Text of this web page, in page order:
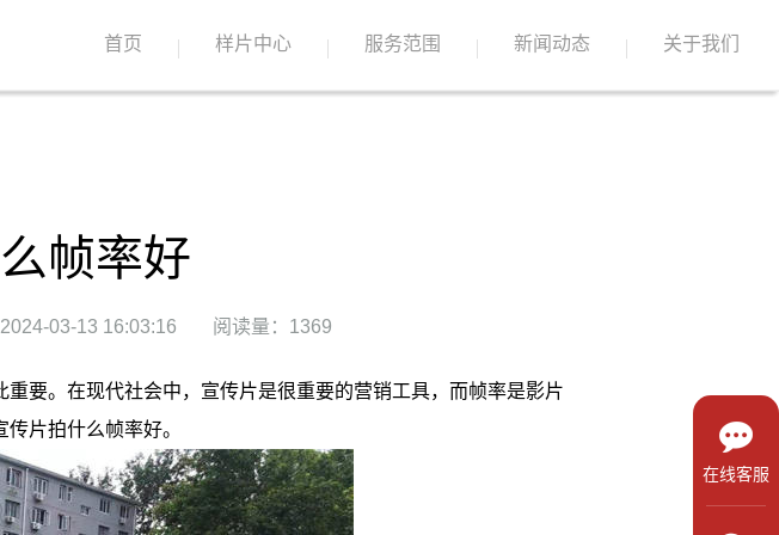
首页 样片中心 服务范围 新闻动态 关于我们
帧率好
03-13 16:03:16 阅读量：1369
要。在现代社会中，宣传片是很重要的营销工具，而帧率是影片
片拍什么帧率好。
在线客服